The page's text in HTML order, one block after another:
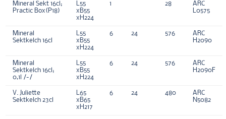
Mineral Sekt 16cl;
Practic Box(P18)
L55
xB55
xH224
1 28
ARC
L0575
Mineral
Sektkelch 16cl
L55
xB55
xH224
6 24 576
ARC
H2090
Mineral
Sektkelch 16cl;
0,1l /-/
L55
xB55
xH224
6 24 576
ARC
H2090F
V. Juliette
Sektkelch 23cl
L65
xB65
xH217
6 24 480
ARC
N5082